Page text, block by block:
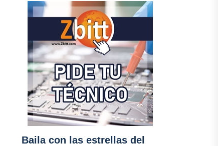
Baila con las estrellas del